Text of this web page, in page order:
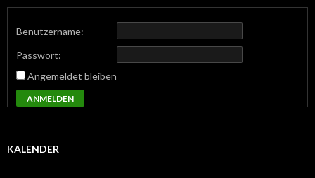
Benutzername:
Passwort:
Angemeldet bleiben
ANMELDEN
KALENDER